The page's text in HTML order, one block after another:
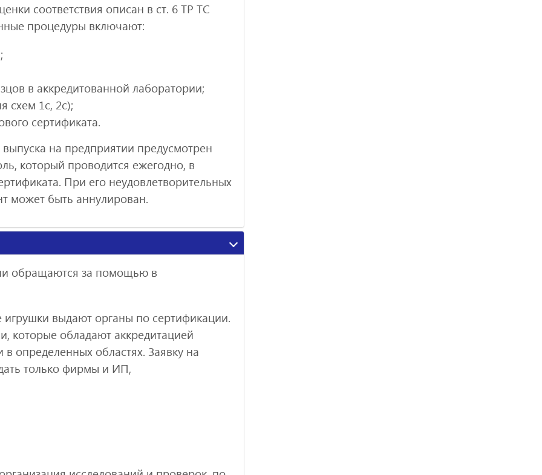
соответствия описан в ст. 6 ТР ТС
процедуры включают:
в аккредитованной лаборатории;
схем 1с, 2с);
сертификата.
на предприятии предусмотрен
который проводится ежегодно, в
При его неудовлетворительных
может быть аннулирован.
обращаются за помощью в
выдают органы по сертификации.
которые обладают аккредитацией
определенных областях. Заявку на
только фирмы и ИП,